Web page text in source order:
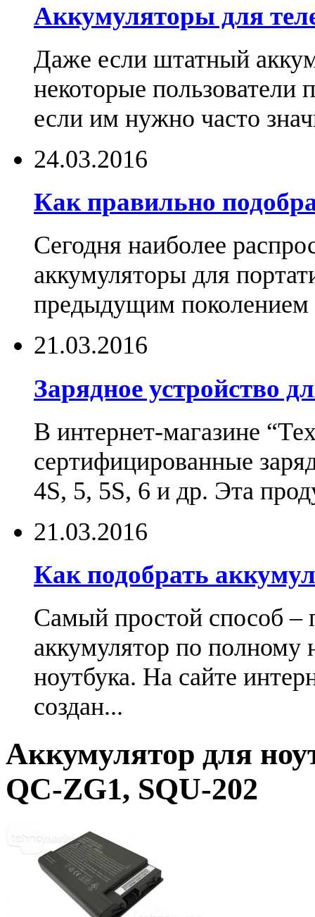
Аккумуляторы для
Даже если штатный
некоторые пользователи
если им нужно часто
24.03.2016
Как правильно
Сегодня наиболее
аккумуляторы для
предыдущим поколением
21.03.2016
Зарядное устройство
В интернет-магазине
сертифицированные
4S, 5, 5S, 6 и др. Эта
21.03.2016
Как подобрать
Самый простой способ –
аккумулятор по
ноутбука. На сайте
создан...
Аккумулятор для
QC-ZG1, SQU-202